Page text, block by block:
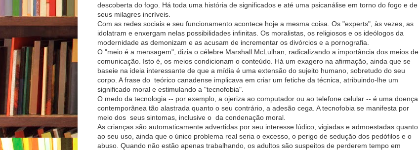
descoberta do fogo. Há toda uma história de significados e até uma psicanálise em torno do fogo e de
seus milagres incríveis.
Com as redes sociais e seu funcionamento acontece hoje a mesma coisa. Os "experts", às vezes, as
idolatram e enxergam nelas possibilidades infinitas. Os moralistas, os religiosos e os ideólogos da
modernidade as demonizam e as acusam de incrementar os divórcios e a pornografia.
O "meio é a mensagem", dizia o célebre Marshall McLulhan, radicalizando a importância dos meios de
comunicação. Isto é, os meios condicionam o conteúdo. Há um exagero na afirmação, ainda que se
baseie na ideia interessante de que a mídia é uma extensão do sujeito humano, sobretudo do seu
corpo. A frase do teórico canadense implicava em criar um fetiche da técnica, atribuindo-lhe um
significado moral e estimulando a "tecnofobia".
O medo da tecnologia -- por exemplo, a ojeriza ao computador ou ao telefone celular -- é uma doença
contemporânea tão alastrada quanto o seu contrário, a adesão cega. A tecnofobia se manifesta por
meio dos seus sintomas, inclusive o da condenação moral.
As crianças são automaticamente advertidas por seu interesse lúdico, vigiadas e admoestadas quanto
ao seu uso, ainda que o único problema real seria o excesso, o perigo de sedução dos pedófilos e o
abuso. Quando não estão apenas trabalhando, os adultos são suspeitos de perderem tempo em